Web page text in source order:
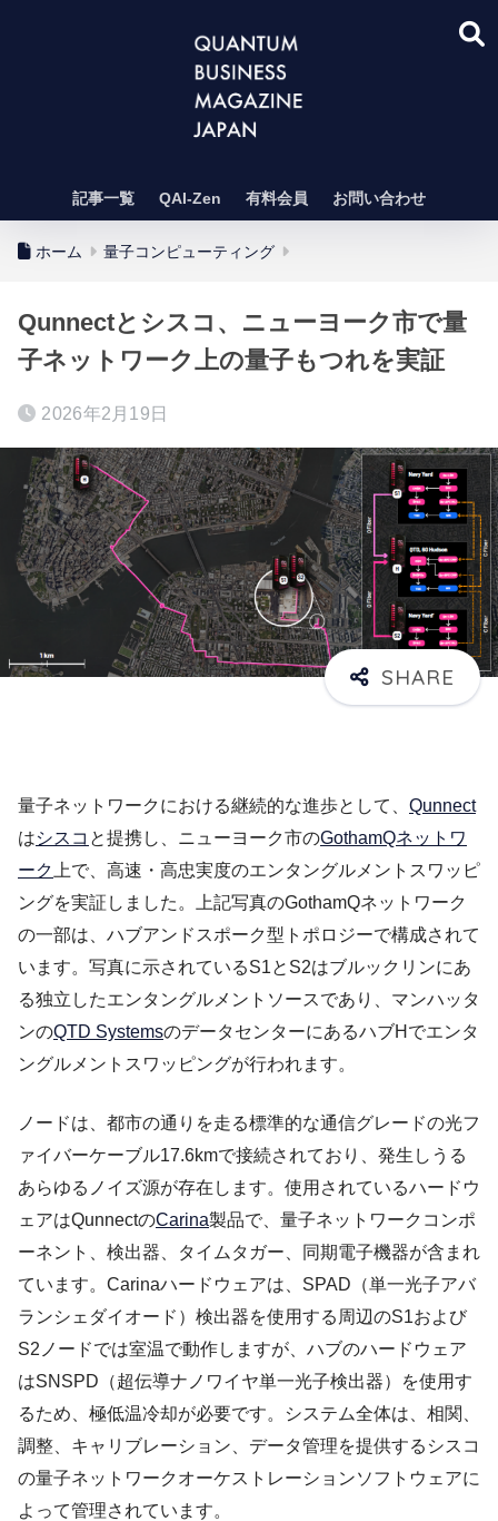
記事一覧 QAI-Zen 有料会員 お問い合わせ
ホーム 量子コンピューティング
Qunnectとシスコ、ニューヨーク市で量
子ネットワーク上の量子もつれを実証
2026年2月19日
量子ネットワークにおける継続的な進歩として、 Qunnect
はシスコ と提携し、ニューヨーク市のGothamQネットワ
ーク 上で、高速・高忠実度のエンタングルメントスワッピ
ングを実証しました。上記写真のGothamQネットワーク
の一部は、ハブアンドスポーク型トポロジーで構成されて
います。写真に示されているS1とS2はブルックリンにあ
る独立したエンタングルメントソースであり、マンハッタ
ンのQTD SystemsのデータセンターにあるハブHでエンタ
ングルメントスワッピングが行われます。
ノードは、都市の通りを走る標準的な通信グレードの光フ
ァイバーケーブル17.6kmで接続されており、発生しうる
あらゆるノイズ源が存在します。使用されているハードウ
ェアはQunnectのCarina製品で、量子ネットワークコンポ
ーネント、検出器、タイムタガー、同期電子機器が含まれ
ています。Carinaハードウェアは、SPAD（単一光子アバ
ランシェダイオード）検出器を使用する周辺のS1および
S2ノードでは室温で動作しますが、ハブのハードウェア
はSNSPD（超伝導ナノワイヤ単一光子検出器）を使用す
るため、極低温冷却が必要です。システム全体は、相関、
調整、キャリブレーション、データ管理を提供するシスコ
の量子ネットワークオーケストレーションソフトウェアに
よって管理されています。